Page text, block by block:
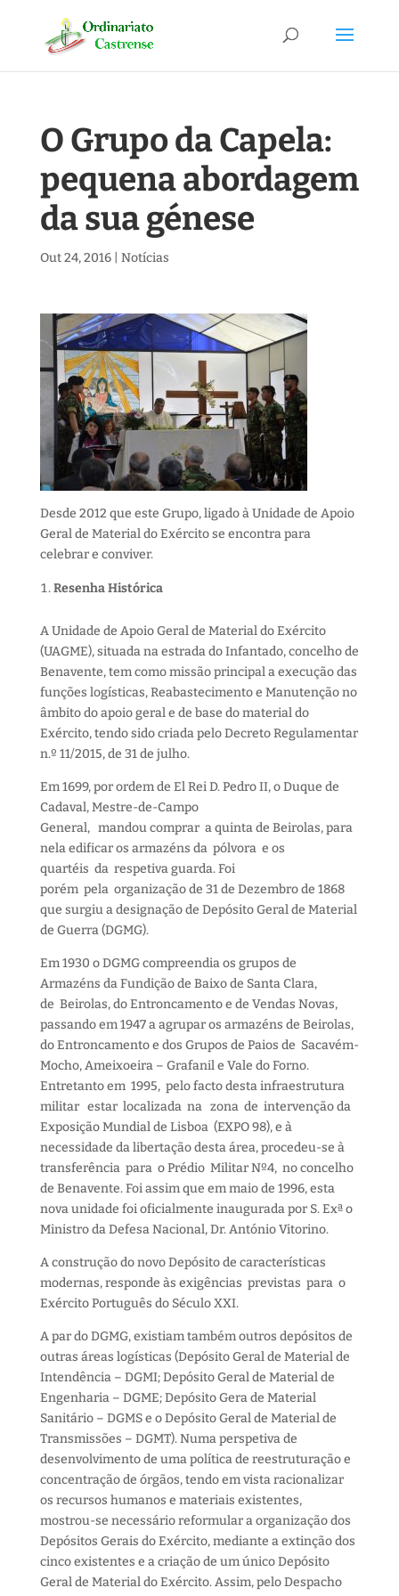
O Grupo da Capela:
pequena abordagem
da sua génese
Out 24, 2016| Notícias
Desde 2012 que este Grupo, ligado à Unidade de Apoio
Geral de Material do Exército se encontra para
celebrar e conviver.
Resenha Histórica
A Unidade de Apoio Geral de Material do Exército
(UAGME), situada na estrada do Infantado, concelho de
Benavente, tem como missão principal a execução das
funções logísticas, Reabastecimento e Manutenção no
âmbito do apoio geral e de base do material do
Exército, tendo sido criada pelo Decreto Regulamentar
n.º 11/2015, de 31 de julho.
Em 1699, por ordem de El Rei D. Pedro II, o Duque de
Cadaval, Mestre-de-Campo
General, mandou comprar a quinta de Beirolas, para
nela edificar os armazéns da pólvora e os
quartéis da respetiva guarda. Foi
porém pela organização de 31 de Dezembro de 1868
que surgiu a designação de Depósito Geral de Material
de Guerra (DGMG).
Em 1930 o DGMG compreendia os grupos de
Armazéns da Fundição de Baixo de Santa Clara,
de Beirolas, do Entroncamento e de Vendas Novas,
passando em 1947 a agrupar os armazéns de Beirolas,
do Entroncamento e dos Grupos de Paios de Sacavém-
Mocho, Ameixoeira – Grafanil e Vale do Forno.
Entretanto em 1995, pelo facto desta infraestrutura
militar estar localizada na zona de intervenção da
Exposição Mundial de Lisboa (EXPO 98), e à
necessidade da libertação desta área, procedeu-se à
transferência para o Prédio Militar Nº4, no concelho
de Benavente. Foi assim que em maio de 1996, esta
nova unidade foi oficialmente inaugurada por S. Exª o
Ministro da Defesa Nacional, Dr. António Vitorino.
A construção do novo Depósito de características
modernas, responde às exigências previstas para o
Exército Português do Século XXI.
A par do DGMG, existiam também outros depósitos de
outras áreas logísticas (Depósito Geral de Material de
Intendência – DGMI; Depósito Geral de Material de
Engenharia – DGME; Depósito Gera de Material
Sanitário – DGMS e o Depósito Geral de Material de
Transmissões – DGMT). Numa perspetiva de
desenvolvimento de uma política de reestruturação e
concentração de órgãos, tendo em vista racionalizar
os recursos humanos e materiais existentes,
mostrou-se necessário reformular a organização dos
Depósitos Gerais do Exército, mediante a extinção dos
cinco existentes e a criação de um único Depósito
Geral de Material do Exército. Assim, pelo Despacho